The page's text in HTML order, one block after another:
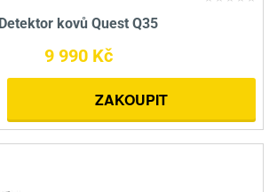
Detektor kovů Quest Q35
9 990 Kč
ZAKOUPIT